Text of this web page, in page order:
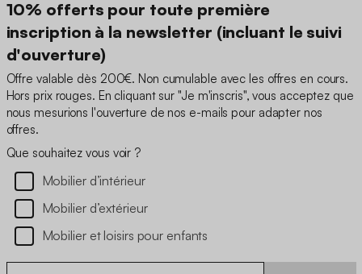
10% offerts pour toute première
inscription à la newsletter (incluant le suivi
d'ouverture)
Offre valable dès 200€. Non cumulable avec les offres en cours.
Hors prix rouges. En cliquant sur "Je m'inscris", vous acceptez que
nous mesurions l'ouverture de nos e-mails pour adapter nos
offres.
Que souhaitez vous voir ?
Mobilier d’intérieur
Mobilier d’extérieur
Mobilier et loisirs pour enfants